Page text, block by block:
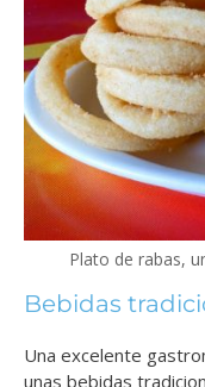
Plato de rabas,
Bebidas
Una excelente
unas bebidas